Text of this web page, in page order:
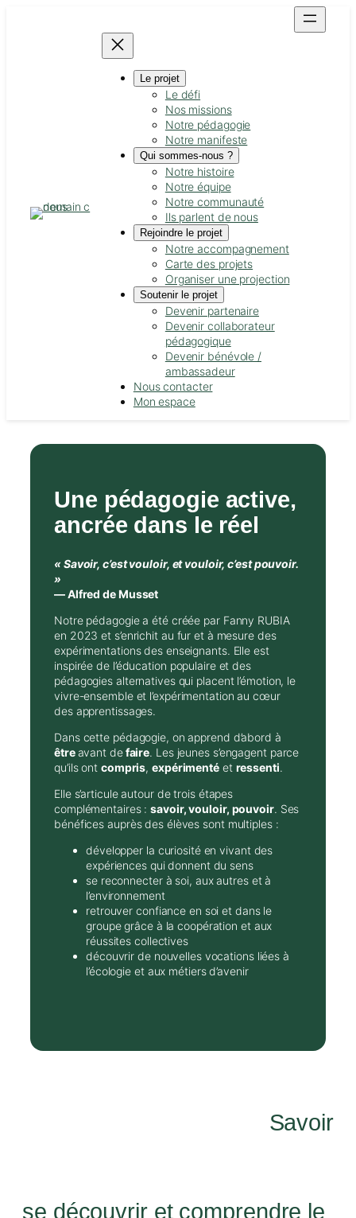
Le projet
Le défi
Nos missions
Notre pédagogie
Notre manifeste
Qui sommes-nous ?
Notre histoire
Notre équipe
Notre communauté
Ils parlent de nous
Rejoindre le projet
Notre accompagnement
Carte des projets
Organiser une projection
Soutenir le projet
Devenir partenaire
Devenir collaborateur
pédagogique
Devenir bénévole /
ambassadeur
Nous contacter
Mon espace
Une pédagogie active,
ancrée dans le réel
« Savoir, c’est vouloir, et vouloir, c’est pouvoir.
»
— Alfred de Musset
Notre pédagogie a été créée par Fanny RUBIA
en 2023 et s’enrichit au fur et à mesure des
expérimentations des enseignants. Elle est
inspirée de l’éducation populaire et des
pédagogies alternatives qui placent l’émotion, le
vivre-ensemble et l’expérimentation au cœur
des apprentissages.
Dans cette pédagogie, on apprend d’abord à
êtreavant defaire. Les jeunes s’engagent parce
qu’ils ont compris,expérimentéet ressenti.
Elle s’articule autour de trois étapes
complémentaires :savoir, vouloir, pouvoir. Ses
bénéfices auprès des élèves sont multiples :
développer la curiosité en vivant des
expériences qui donnent du sens
se reconnecter à soi, aux autres et à
l’environnement
retrouver confiance en soi et dans le
groupe grâce à la coopération et aux
réussites collectives
découvrir de nouvelles vocations liées à
l’écologie et aux métiers d’avenir
Savoir
se découvrir et comprendre le